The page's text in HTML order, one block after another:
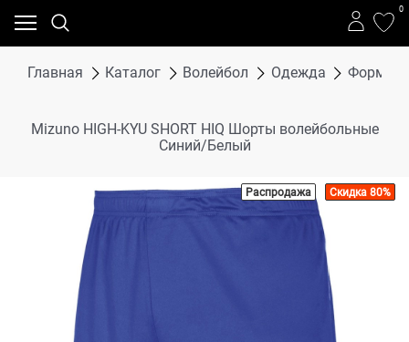
0
Главная Каталог Волейбол Одежда Форма
Mizuno HIGH-KYU SHORT HIQ Шорты волейбольные
Синий/Белый
Распродажа Скидка 80%